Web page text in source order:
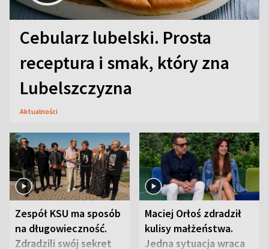
Cebularz lubelski. Prosta
receptura i smak, który zna
Lubelszczyzna
Aktualności
Zespół KSU ma sposób
na długowieczność.
Zdradzili swój sekret
Maciej Orłoś zdradził
kulisy małżeństwa.
Jedna sytuacja wraca